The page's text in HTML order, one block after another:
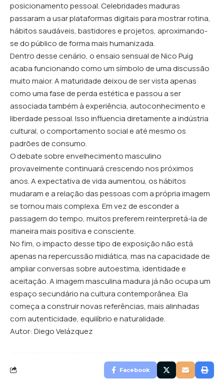
posicionamento pessoal. Celebridades maduras
passaram a usar plataformas digitais para mostrar rotina,
hábitos saudáveis, bastidores e projetos, aproximando-
se do público de forma mais humanizada.
Dentro desse cenário, o ensaio sensual de Nico Puig
acaba funcionando como um símbolo de uma discussão
muito maior. A maturidade deixou de ser vista apenas
como uma fase de perda estética e passou a ser
associada também à experiência, autoconhecimento e
liberdade pessoal. Isso influencia diretamente a indústria
cultural, o comportamento social e até mesmo os
padrões de consumo.
O debate sobre envelhecimento masculino
provavelmente continuará crescendo nos próximos
anos. A expectativa de vida aumentou, os hábitos
mudaram e a relação das pessoas com a própria imagem
se tornou mais complexa. Em vez de esconder a
passagem do tempo, muitos preferem reinterpretá-la de
maneira mais positiva e consciente.
No fim, o impacto desse tipo de exposição não está
apenas na repercussão midiática, mas na capacidade de
ampliar conversas sobre autoestima, identidade e
aceitação. A imagem masculina madura já não ocupa um
espaço secundário na cultura contemporânea. Ela
começa a construir novas referências, mais alinhadas
com autenticidade, equilíbrio e naturalidade.
Autor: Diego Velázquez
Facebook